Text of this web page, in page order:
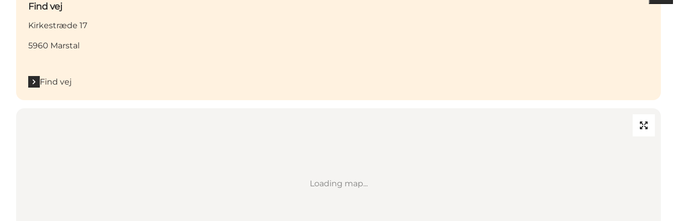
Find vej
Kirkestræde 17
5960 Marstal
Find vej
Loading map...